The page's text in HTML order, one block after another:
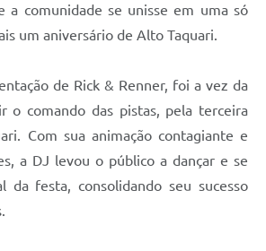
a comunidade se unisse em uma só
um aniversário de Alto Taquari.
de Rick & Renner, foi a vez da
o comando das pistas, pela terceira
Com sua animação contagiante e
a DJ levou o público a dançar e se
festa, consolidando seu sucesso